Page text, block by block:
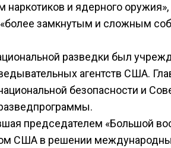
и ядерного
«более замкнутым и сложным
разведки был
агентств США.
безопасности и
председателем «Большой
США в решении